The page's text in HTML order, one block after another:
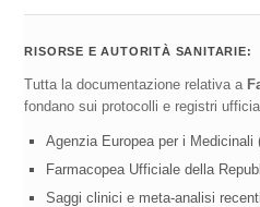
RISORSE E AUTORITÀ SANITARIE:
Tutta la documentazione relativa a
fondano sui protocolli e registri
Agenzia Europea per i Medicinali
Farmacopea Ufficiale della
Saggi clinici e meta-analisi